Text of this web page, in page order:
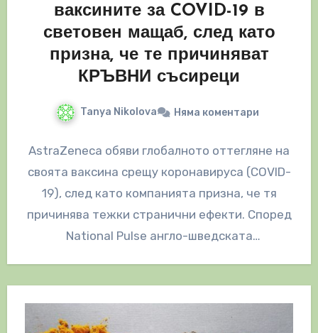
ваксините за COVID-19 в
световен мащаб, след като
призна, че те причиняват
КРЪВНИ съсиреци
Tanya Nikolova Няма коментари
AstraZeneca обяви глобалното оттегляне на
своята ваксина срещу коронавируса (COVID-
19), след като компанията призна, че тя
причинява тежки странични ефекти. Според
National Pulse англо-шведската